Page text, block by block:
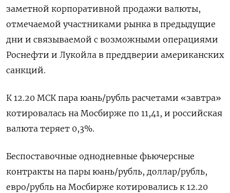
заметной корпоративной продажи валюты,
отмечаемой участниками рынка в предыдущие
дни и связываемой с возможными операциями
Роснефти и Лукойла в преддверии американских
санкций.
К 12.20 МСК пара юань/рубль расчетами «завтра»
котировалась на Мосбирже по 11,41, и российская
валюта теряет 0,3%.
Беспоставочные однодневные фьючерсные
контракты на пары юань/рубль, доллар/рубль,
евро/рубль на Мосбирже котировались к 12.20